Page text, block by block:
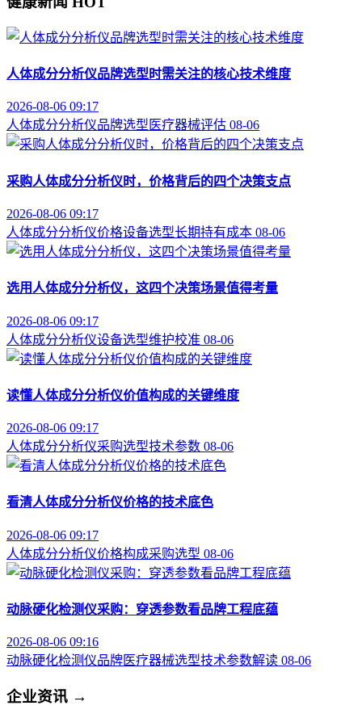
人体成分分析仪品牌选型时需关注的核心技术维度
2026-08-06 09:17
人体成分分析仪品牌选型 医疗器械评估 08-06
采购人体成分分析仪时，价格背后的四个决策支点
2026-08-06 09:17
人体成分分析仪价格设备选型长期持有成本 08-06
选用人体成分分析仪，这四个决策场景值得考量
2026-08-06 09:17
人体成分分析仪设备选型维护校准 08-06
读懂人体成分分析仪价值构成的关键维度
2026-08-06 09:17
人体成分分析仪采购选型技术参数 08-06
看清人体成分分析仪价格的技术底色
2026-08-06 09:17
人体成分分析仪价格构成采购选型 08-06
动脉硬化检测仪采购：穿透参数看品牌工程底蕴
2026-08-06 09:16
动脉硬化检测仪品牌医疗器械选型技术参数解读 08-06
企业资讯 →